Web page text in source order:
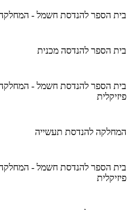
בית הספר להנדסת חשמל -
בית הספר להנדסה מכנית
בית הספר להנדסת חשמל -
פיזיקלית
המחלקה להנדסת תעשייה
בית הספר להנדסת חשמל -
פיזיקלית